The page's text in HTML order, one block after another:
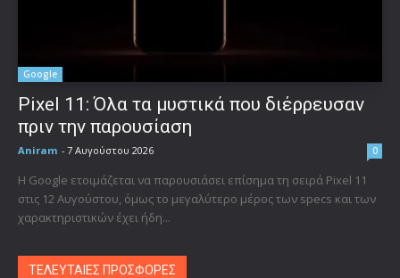
Google
Pixel 11: Όλα τα μυστικά που διέρρευσαν
πριν την παρουσίαση
Aniram - 7 Αυγούστου 2026 0
Η Google ετοιμάζεται να παρουσιάσει επίσημα τη σειρά Pixel 11
στις 12 Αυγούστου, όμως το μεγαλύτερο μέρος των specs και των
χαρακτηριστικών έχει ήδη...
ΤΕΛΕΥΤΑΙΕΣ ΠΡΟΣΦΟΡΕΣ